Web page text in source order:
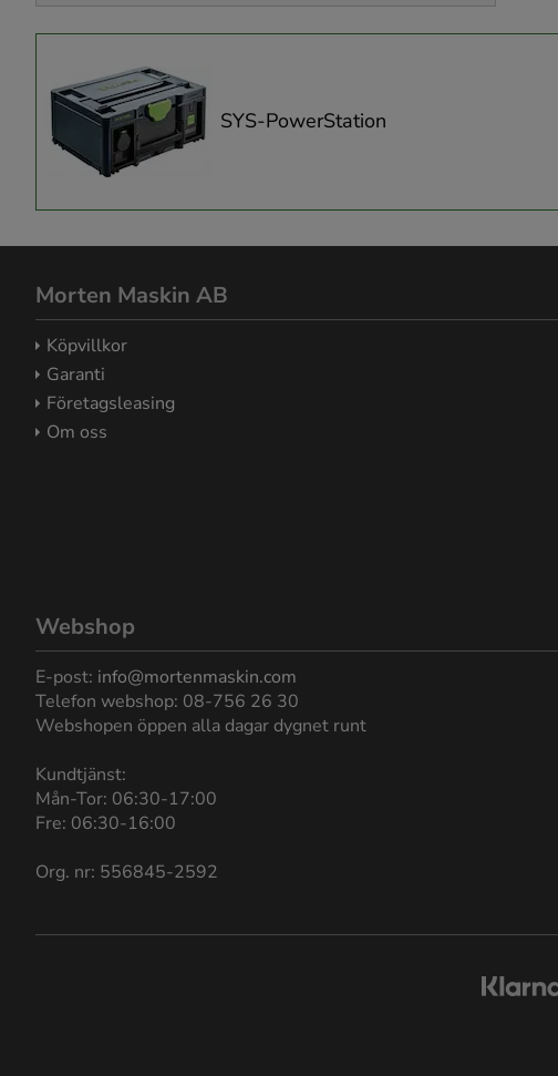
SYS-PowerStation
Morten Maskin AB
Köpvillkor
Garanti
Företagsleasing
Om oss
Webshop
E-post: info@mortenmaskin.com
Telefon webshop: 08-756 26 30
Webshopen öppen alla dagar dygnet runt
Kundtjänst:
Mån-Tor: 06:30-17:00
Fre: 06:30-16:00
Org. nr: 556845-2592